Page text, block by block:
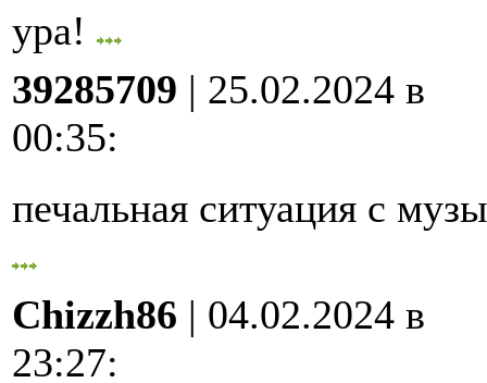
ура!
39285709 | 25.02.2024 в
00:35:
печальная ситуация с
Chizzh86 | 04.02.2024 в
23:27: